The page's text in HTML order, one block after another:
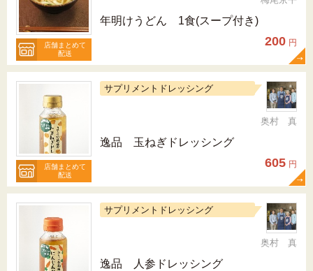
店舗まとめて
配送
年明けうどん 1食(スープ付き)
200 円
店舗まとめて
配送
サプリメントドレッシング
奥村 真
逸品 玉ねぎドレッシング
605 円
サプリメントドレッシング
奥村 真
逸品 人参ドレッシング